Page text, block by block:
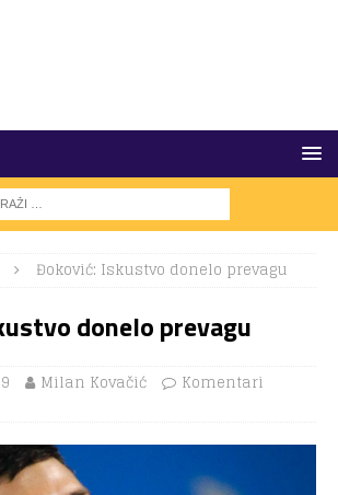
Đoković: Iskustvo donelo prevagu
donelo prevagu
Milan Kovačić
Komentari